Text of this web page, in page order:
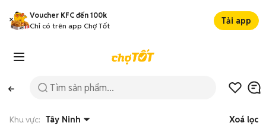
Voucher KFC đến 100k
Chỉ có trên app Chợ Tốt
Tải app
Khu vực: Tây Ninh Xoá lọc